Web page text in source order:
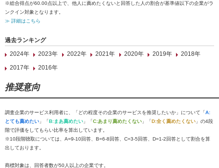
※総合得点が60.00点以上で、他人に薦めたくないと回答した人の割合が基準値以下の企業がラ
ンクイン対象となります。
≫ 詳細はこちら
過去ランキング
2024年
2023年 2022年 2021年 2020年 2019年
2018年
2017年
2016年
推奨意向
調査企業のサービス利用者に、「どの程度その企業のサービスを推奨したいか」について「A:
とても薦めたい 」「B:まあ薦めたい 」「C:あまり薦めたくない 」「D:全く薦めたくない 」の4段
階で評価をしてもらい比率を算出しています。
※10段階聴取については、A=9-10回答、B=6-8回答、C=3-5回答、D=1-2回答として割合を算
出しております。
商標対象は、回答者数が50人以上の企業です。